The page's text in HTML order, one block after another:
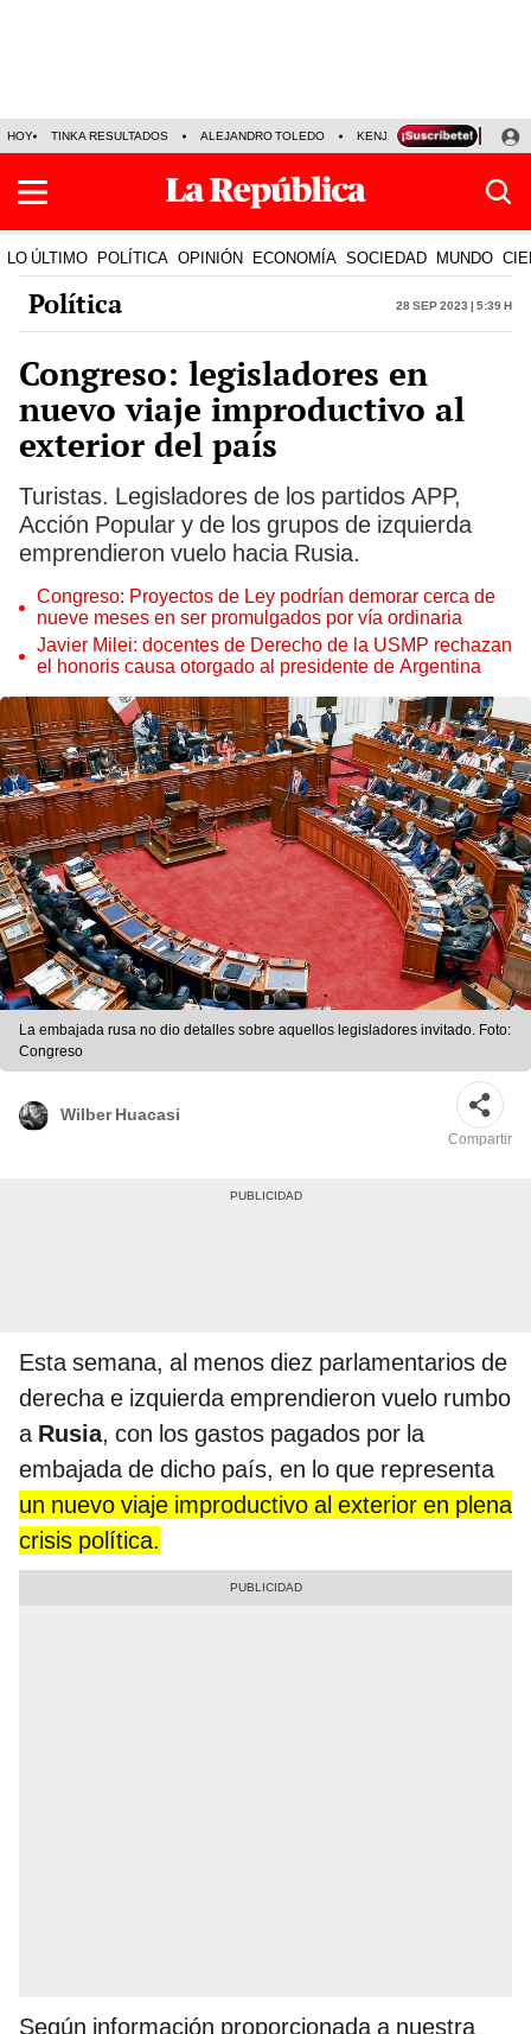
HOY TINKA RESULTADOS ALEJANDRO TOLEDO KENJI FUJIMORI
LO ÚLTIMO POLÍTICA OPINIÓN ECONOMÍA SOCIEDAD MUNDO
Política 28 Sep 2023 | 5:39 h
Congreso: legisladores en
nuevo viaje improductivo al
exterior del país
Turistas. Legisladores de los partidos APP,
Acción Popular y de los grupos de izquierda
emprendieron vuelo hacia Rusia.
Congreso: Proyectos de Ley podrían demorar cerca de
nueve meses en ser promulgados por vía ordinaria
Javier Milei: docentes de Derecho de la USMP rechazan
el honoris causa otorgado al presidente de Argentina
La embajada rusa no dio detalles sobre aquellos legisladores invitado. Foto:
Congreso
Wilber Huacasi
Compartir
Esta semana, al menos diez parlamentarios de
derecha e izquierda emprendieron vuelo rumbo
a Rusia, con los gastos pagados por la
embajada de dicho país, en lo que representa
un nuevo viaje improductivo al exterior en plena
crisis política.
Según información proporcionada a nuestra